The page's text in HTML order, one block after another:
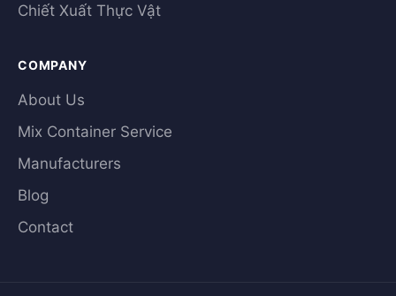
Chiết Xuất Thực Vật
COMPANY
About Us
Mix Container Service
Manufacturers
Blog
Contact